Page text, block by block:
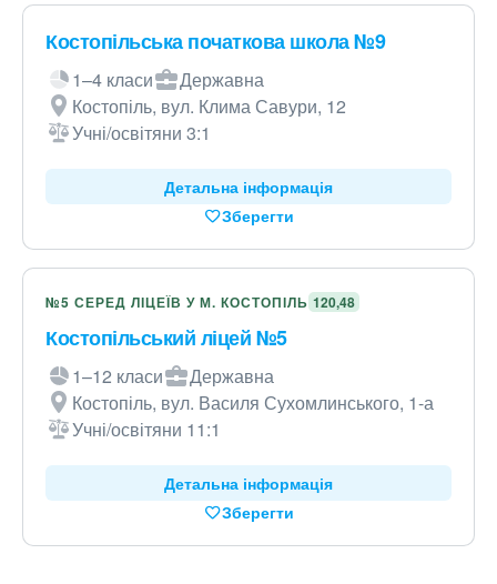
Костопільська початкова школа №9
1–4 класи
Державна
Костопіль, вул. Клима Савури, 12
Учні/освітяни 3:1
Детальна інформація
Зберегти
№5 СЕРЕД ЛІЦЕЇВ У М. КОСТОПІЛЬ 120,48
Костопільський ліцей №5
1–12 класи
Державна
Костопіль, вул. Василя Сухомлинського, 1-а
Учні/освітяни 11:1
Детальна інформація
Зберегти